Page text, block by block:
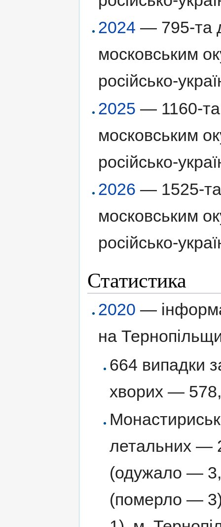
2024 — 795-та
московським
російсько-
2025 — 1160-та
московським
російсько-
2026 — 1525-та
московським
російсько-
Статистика
2020 —
на
664 випадки
хворих —
летальних —
(одужало —
(померло —